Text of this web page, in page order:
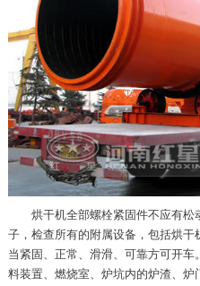
烘干机全部螺栓紧固件不应有
子，检查所有的附属设备，包括烘
当紧固、正常、滑滑、可靠方可开
料装置、燃烧室、炉坑内的炉渣、